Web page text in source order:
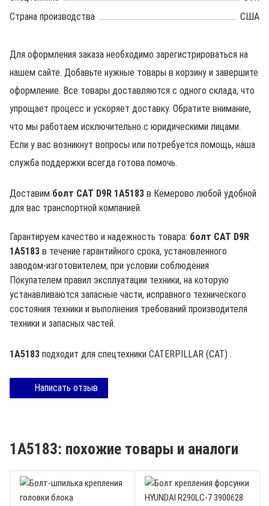
Страна производства
США
Для оформления заказа необходимо зарегистрироваться на
нашем сайте. Добавьте нужные товары в корзину и завершите
оформление. Все товары доставляются с одного склада, что
упрощает процесс и ускоряет доставку. Обратите внимание,
что мы работаем исключительно с юридическими лицами.
Если у вас возникнут вопросы или потребуется помощь, наша
служба поддержки всегда готова помочь.
Доставим болт CAT D9R 1A5183 в Кемерово любой удобной
для вас транспортной компанией.
Гарантируем качество и надежность товара: болт CAT D9R
1A5183 в течение гарантийного срока, установленного
заводом-изготовителем, при условии соблюдения
Покупателем правил эксплуатации техники, на которую
устанавливаются запасные части, исправного технического
состояния техники и выполнения требований производителя
техники и запасных частей.
1A5183 подходит для спецтехники CATERPILLAR (CAT) .
Написать отзыв
1A5183: похожие товары и аналоги